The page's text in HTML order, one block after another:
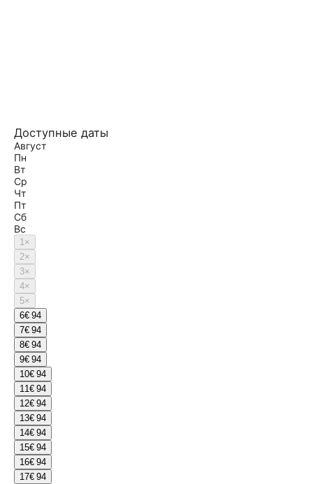
Доступные даты
Август
Пн
Вт
Ср
Чт
Пт
Сб
Вс
1×
2×
3×
4×
5×
6€ 94
7€ 94
8€ 94
9€ 94
10€ 94
11€ 94
12€ 94
13€ 94
14€ 94
15€ 94
16€ 94
17€ 94